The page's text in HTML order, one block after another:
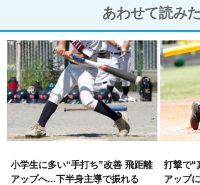
あわせて読み
小学生に多い“手打ち”改善 飛距離
アップへ...下半身主導で振れる
打撃で“
アップ